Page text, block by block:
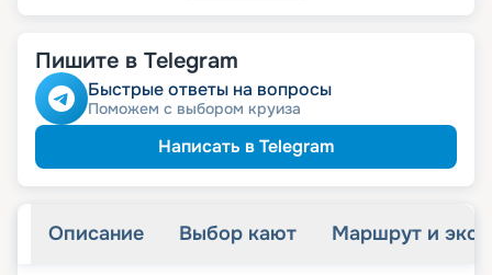
Пишите в Telegram
Быстрые ответы на вопросы
Поможем с выбором круиза
Написать в Telegram
Описание Выбор кают Маршрут и